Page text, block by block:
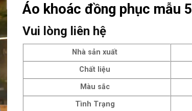
Áo khoác đồng phục mẫu 5
Vui lòng liên hệ
Nhà sản xuất
Chất liệu
Màu sắc
Tình Trạng